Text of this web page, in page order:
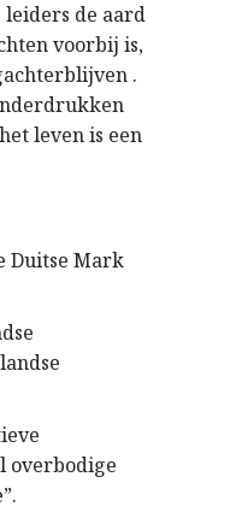
de aard
voorbij is,
.
leven is een
Duitse Mark
overbodige